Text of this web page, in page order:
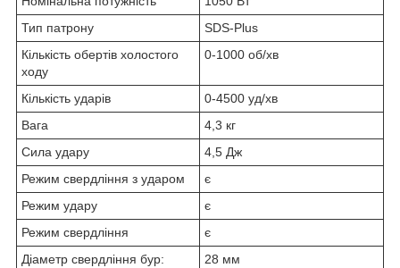
Тип патрону
SDS-Plus
Кількість обертів холостого
ходу
0-1000 об/хв
Кількість ударів
0-4500 уд/хв
Вага
4,3 кг
Сила удару
4,5 Дж
Режим свердління з ударом
є
Режим удару
є
Режим свердління
є
Діаметр свердління бур:
28 мм